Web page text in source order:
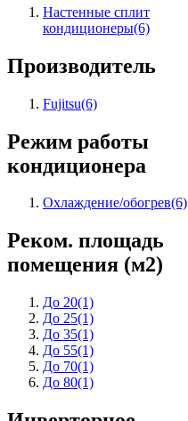
Настенные сплит
кондиционеры(6)
Производитель
Fujitsu(6)
Режим работы
кондиционера
Охлаждение/обогрев(6)
Реком. площадь
помещения (м2)
До 20(1)
До 25(1)
До 35(1)
До 55(1)
До 70(1)
До 80(1)